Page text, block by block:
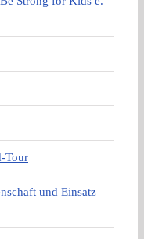
Tour
und Einsatz